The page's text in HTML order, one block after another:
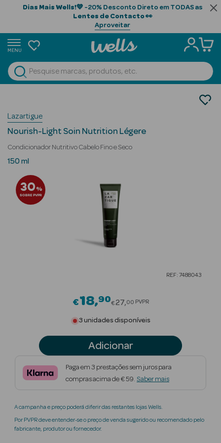
Dias Mais Wells!💙 -20% Desconto Direto em TODAS as
Lentes de Contacto👀
Aproveitar
MENU
Ver Tudo
Beauty Season
Cabelo
Profissional
Beauty Season
Beauty Season
Cosmética
Beauty Season
Beauty Season
Nutricosmética
Perfumes
Beauty Season
Condicionadores
Lazartigue
Nourish-Light Soin Nutrition Légere
Condicionador Nutritivo Cabelo Fino e Seco
150 ml
30%
SOBRE PVPR
REF: 7488043
€18 90Price reduced from
€27 00 PVPR
3 unidades disponíveis
Adicionar
Paga em 3 prestações sem juros para
compras acima de € 59. Saber mais
A campanha e preço poderá diferir das restantes lojas Wells.
Por PVPR deve entender-se o preço de venda sugerido ou recomendado pelo
fabricante, produtor ou fornecedor.